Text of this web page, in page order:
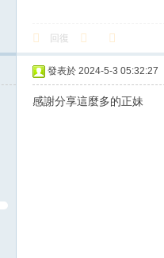
回復
發表於 2024-5-3 05:32:27
感謝分享這麼多的正妹